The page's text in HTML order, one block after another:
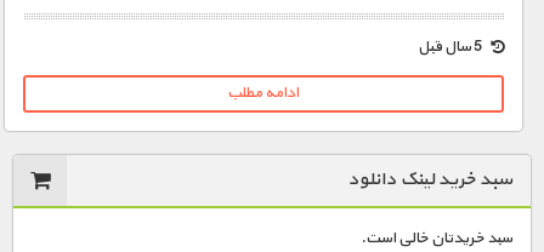
ادامه مطلب
سبد خرید لینک دانلود
سبد خریدتان خالی است.